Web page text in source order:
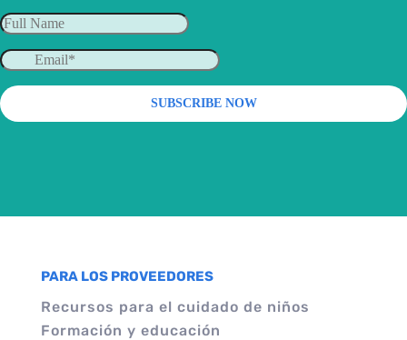
PARA LOS PROVEEDORES
Recursos para el cuidado de niños
Formación y educación